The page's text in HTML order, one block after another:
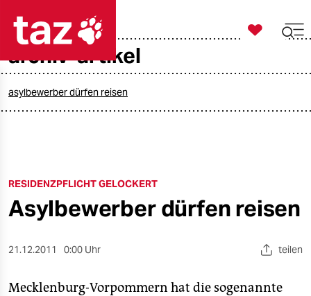
taz zahl ich
öko
gesellschaft
kultur
sport

taz zahl ich
archiv-artikel
asylbewerber dürfen reisen
RESIDENZPFLICHT GELOCKERT
Asylbewerber dürfen reisen
21.12.2011 0:00 Uhr teilen
Mecklenburg-Vorpommern hat die sogenannte